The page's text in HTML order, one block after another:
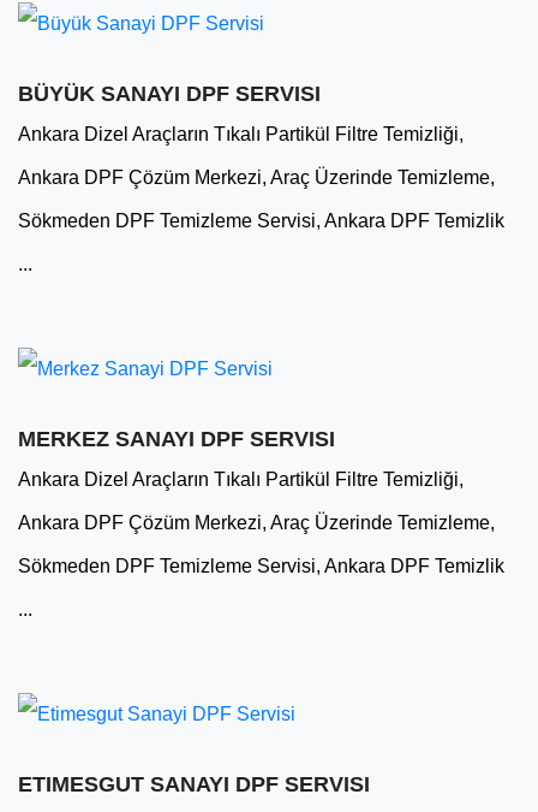
BÜYÜK SANAYI DPF SERVISI
Ankara Dizel Araçların Tıkalı Partikül Filtre Temizliği,
Ankara DPF Çözüm Merkezi, Araç Üzerinde Temizleme,
Sökmeden DPF Temizleme Servisi, Ankara DPF Temizlik
...
MERKEZ SANAYI DPF SERVISI
Ankara Dizel Araçların Tıkalı Partikül Filtre Temizliği,
Ankara DPF Çözüm Merkezi, Araç Üzerinde Temizleme,
Sökmeden DPF Temizleme Servisi, Ankara DPF Temizlik
...
ETIMESGUT SANAYI DPF SERVISI